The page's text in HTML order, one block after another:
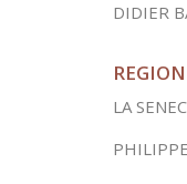
DIDIER
LA